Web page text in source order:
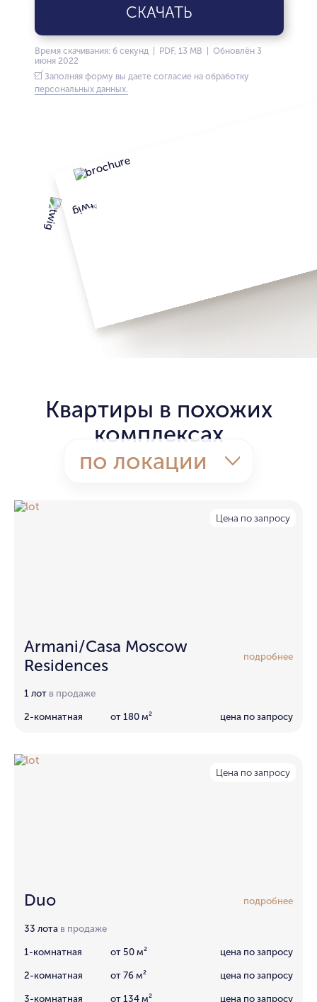
СКАЧАТЬ
Время скачивания: 6 секунд | PDF, 13 MB | Обновлён 3
июня 2022
Заполняя форму вы даете согласие на обработку
персональных данных.
Квартиры в похожих
комплексах
по локации
Цена по запросу
Armani/Casa Moscow
Residences
подробнее
1 лот в продаже
2-комнатная от 180 м² цена по запросу
Цена по запросу
Duo подробнее
33 лота в продаже
1-комнатная от 50 м² цена по запросу
2-комнатная от 76 м² цена по запросу
3-комнатная от 134 м² цена по запросу